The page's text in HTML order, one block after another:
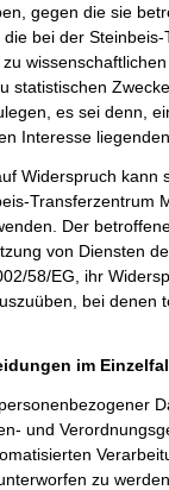
gegen die sie
bei der
statistischen
es sei denn,
Interesse
Widerspruch kann
Transferzentrum
Der
von Diensten
58/EG, ihr
bei denen
im
und
zu